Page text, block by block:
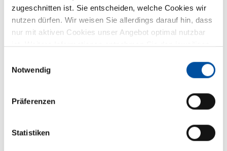
zugeschnitten ist. Sie entscheiden, welche Cookies wir
nutzen dürfen. Wir weisen Sie allerdings darauf hin, dass
nur mit aktiven Cookies unser Angebot optimal nutzbar
ist. Weitere Informationen entnehmen Sie den jeweiligen
Notwendig
Präferenzen
Statistiken
Schlafplätze 4
Sitzgruppe Rundsitzgruppe
Infrastruktur
Betten
Doppel-/franz. Bett, Doppelbett